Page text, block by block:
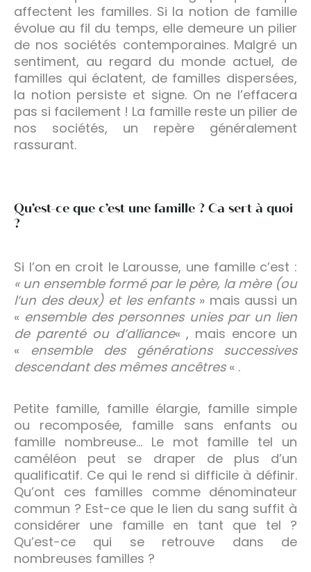
affectent les familles. Si la notion de famille
évolue au fil du temps, elle demeure un pilier
de nos sociétés contemporaines. Malgré un
sentiment, au regard du monde actuel, de
familles qui éclatent, de familles dispersées,
la notion persiste et signe. On ne l’effacera
pas si facilement ! La famille reste un pilier de
nos sociétés, un repère généralement
rassurant.
Qu’est-ce que c’est une famille ? Ca sert à quoi
?
Si l’on en croit le Larousse, une famille c’est :
« un ensemble formé par le père, la mère (ou
l’un des deux) et les enfants» mais aussi un
« ensemble des personnes unies par un lien
de parenté ou d’alliance« , mais encore un
« ensemble des générations successives
descendant des mêmes ancêtres« .
Petite famille, famille élargie, famille simple
ou recomposée, famille sans enfants ou
famille nombreuse… Le mot famille tel un
caméléon peut se draper de plus d’un
qualificatif. Ce qui le rend si difficile à définir.
Qu’ont ces familles comme dénominateur
commun ? Est-ce que le lien du sang suffit à
considérer une famille en tant que tel ?
Qu’est-ce qui se retrouve dans de
nombreuses familles ?